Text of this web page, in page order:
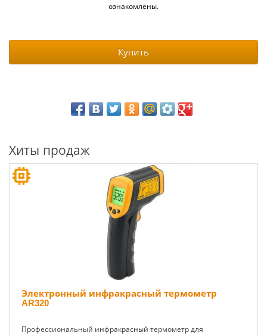
ознакомлены.
Купить
Хиты продаж
Электронный инфракрасный термометр
AR320
Профессиональный инфракрасный термометр для